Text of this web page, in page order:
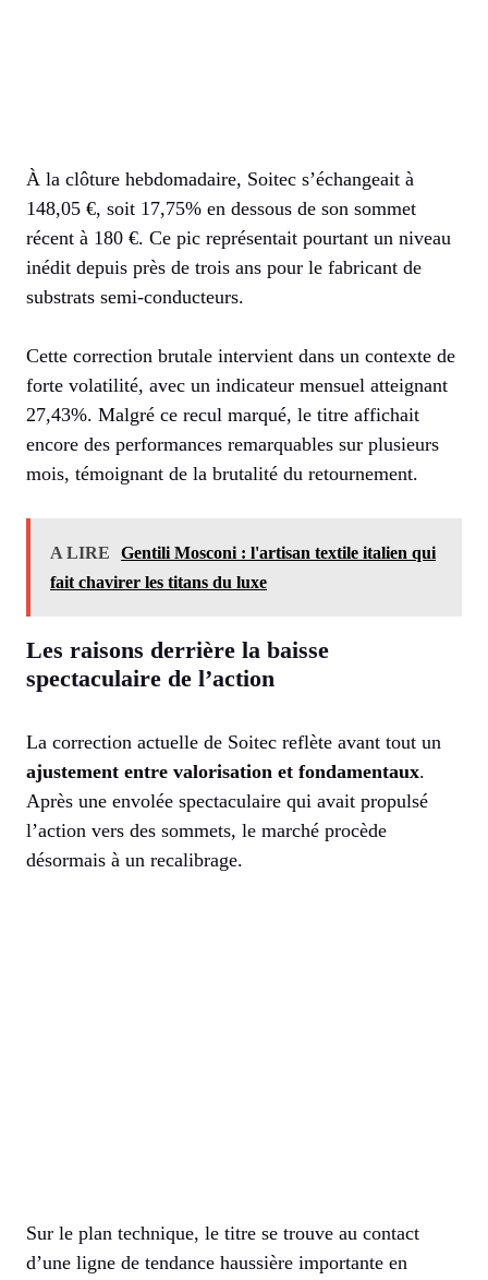
À la clôture hebdomadaire, Soitec s’échangeait à
148,05 €, soit 17,75% en dessous de son sommet
récent à 180 €. Ce pic représentait pourtant un niveau
inédit depuis près de trois ans pour le fabricant de
substrats semi-conducteurs.
Cette correction brutale intervient dans un contexte de
forte volatilité, avec un indicateur mensuel atteignant
27,43%. Malgré ce recul marqué, le titre affichait
encore des performances remarquables sur plusieurs
mois, témoignant de la brutalité du retournement.
A LIRE
Gentili Mosconi : l'artisan textile italien qui
fait chavirer les titans du luxe
Les raisons derrière la baisse
spectaculaire de l’action
La correction actuelle de Soitec reflète avant tout un
ajustement entre valorisation et fondamentaux.
Après une envolée spectaculaire qui avait propulsé
l’action vers des sommets, le marché procède
désormais à un recalibrage.
Sur le plan technique, le titre se trouve au contact
d’une ligne de tendance haussière importante en